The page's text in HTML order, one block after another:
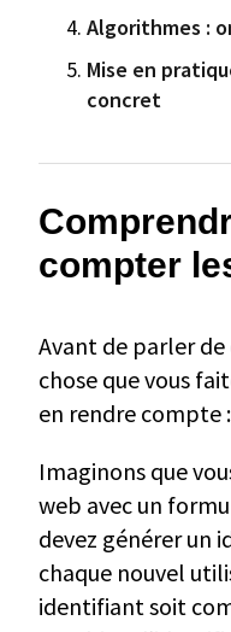
Algorithmes :
Mise en
concret
compter
Avant de parler
chose que vous
en rendre compte
Imaginons que
web avec un
devez générer un
chaque nouvel
identifiant soit